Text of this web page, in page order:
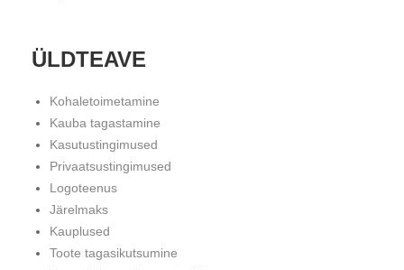
ÜLDTEAVE
Kohaletoimetamine
Kauba tagastamine
Kasutustingimused
Privaatsustingimused
Logoteenus
Järelmaks
Kauplused
Toote tagasikutsumine